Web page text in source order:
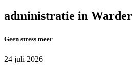
administratie in Warder
Geen stress meer
24 juli 2026